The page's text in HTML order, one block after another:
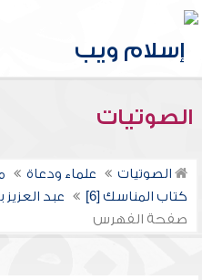
الصوتيات
الصوتيات علماء ودعاة
كتاب المناسك [6]
عبد
صفحة الفهرس